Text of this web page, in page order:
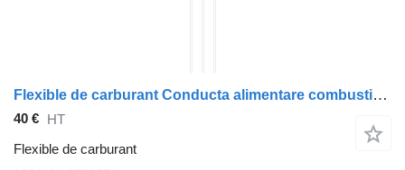
Flexible de carburant Conducta alimentare combustibil 1931134 pour tracteur routier DAF XF
40 €
HT
Flexible de carburant